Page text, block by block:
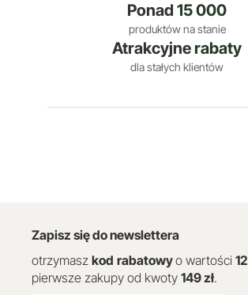
Ponad 15 000
produktów na stanie
Atrakcyjnerabaty
dla stałych klientów
Zapisz się do newslettera
otrzymasz kod rabatowyo wartości 12
pierwsze zakupy od kwoty 149 zł.